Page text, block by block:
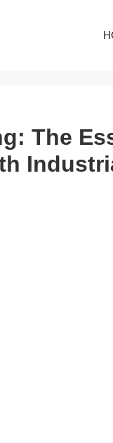
The